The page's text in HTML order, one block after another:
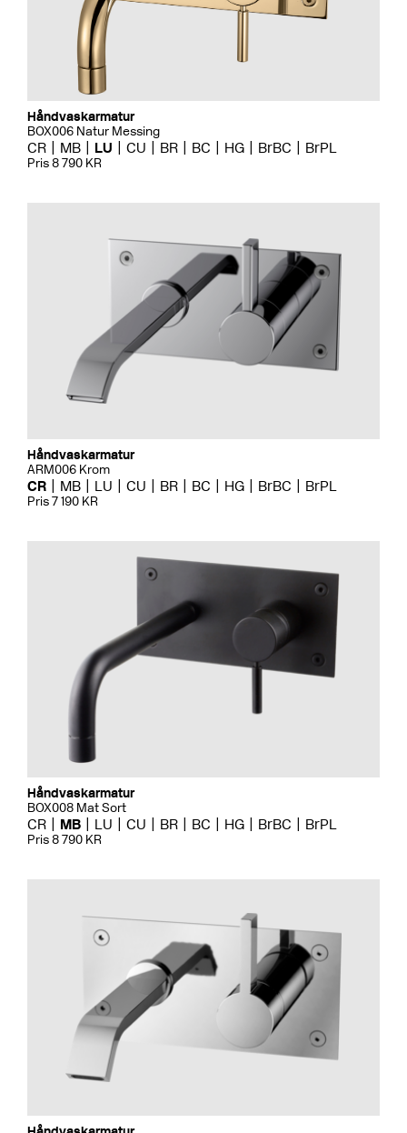
Håndvaskarmatur
BOX006 Natur Messing
CR MB LU CU BR BC HG BrBC BrPL
Pris 8 790 KR
Håndvaskarmatur
ARM006 Krom
CR MB LU CU BR BC HG BrBC BrPL
Pris 7 190 KR
Håndvaskarmatur
BOX008 Mat Sort
CR MB LU CU BR BC HG BrBC BrPL
Pris 8 790 KR